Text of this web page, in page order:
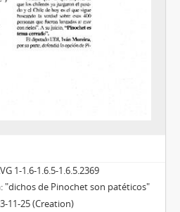
1-1.6-1.6.5-1.6.5.2369
"dichos de Pinochet son patéticos"
11-25 (Creation)